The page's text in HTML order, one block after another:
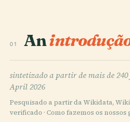
01 An
sintetizado a partir de mais de 240
April 2026
Pesquisado a partir da Wikidata,
verificado · Como fazemos os